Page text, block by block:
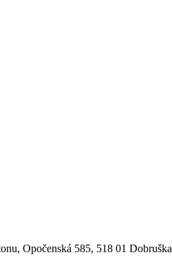
Opočenská 585, 518 01 Dobruška